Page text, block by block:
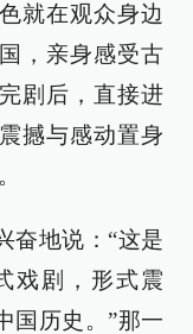
就在观众身边
，亲身感受古
剧后，直接进
撼与感动置身
奋地说：“这是
戏剧，形式震
国历史。”那一